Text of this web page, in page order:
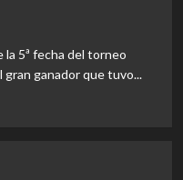
5ª fecha del torneo
gran ganador que tuvo...